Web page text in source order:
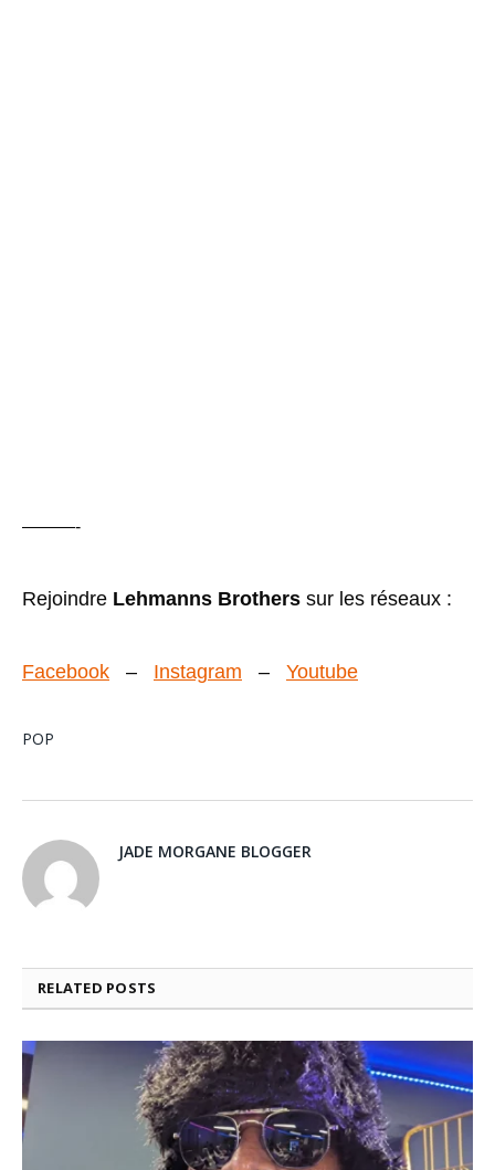
———-
Rejoindre Lehmanns Brothers sur les réseaux :
Facebook – Instagram – Youtube
POP
JADE MORGANE BLOGGER
RELATED POSTS